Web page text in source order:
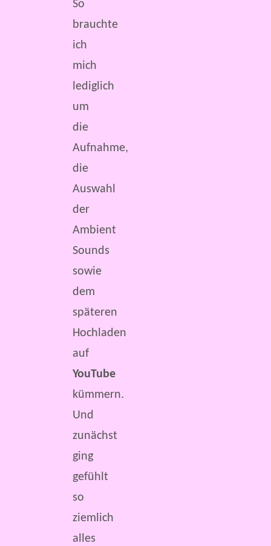
So
brauchte
ich
mich
lediglich
um
die
Aufnahme,
die
Auswahl
der
Ambient
Sounds
sowie
dem
späteren
Hochladen
auf
YouTube
kümmern.
Und
zunächst
ging
gefühlt
so
ziemlich
alles